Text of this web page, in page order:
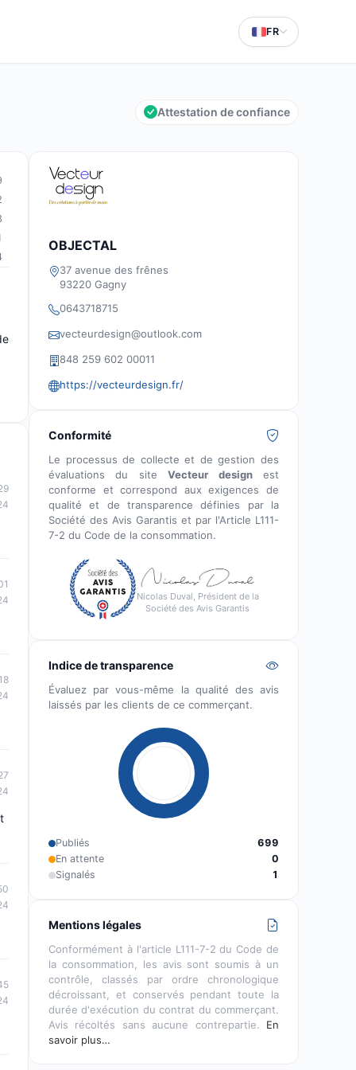
FR
Attestation de confiance
OBJECTAL
37 avenue des frênes
93220 Gagny
0643718715
vecteurdesign@outlook.com
848 259 602 00011
https://vecteurdesign.fr/
Conformité
Le processus de collecte et de gestion des
évaluations du siteVecteur designest
conforme et correspond aux exigences de
qualité et de transparence définies par la
Société des Avis Garantis et par l'Article L111-
7-2 du Code de la consommation.
Nicolas Duval, Président de la
Société des Avis Garantis
Indice de transparence
Évaluez par vous-même la qualité des avis
laissés par les clients de ce commerçant.
Publiés
699
En attente
0
Signalés
1
Mentions légales
Conformément à l'article L111-7-2 du Code de
la consommation, les avis sont soumis à un
contrôle, classés par ordre chronologique
décroissant, et conservés pendant toute la
durée d'exécution du contrat du commerçant.
Avis récoltés sans aucune contrepartie. En
savoir plus…